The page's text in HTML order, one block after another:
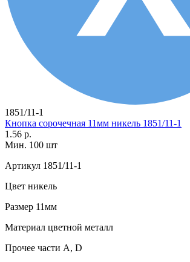
1851/11-1
Кнопка сорочечная 11мм никель 1851/11-1
1.56 р.
Мин. 100 шт
Артикул 1851/11-1
Цвет никель
Размер 11мм
Материал цветной металл
Прочее части А, D